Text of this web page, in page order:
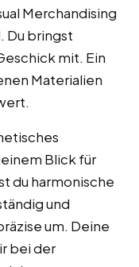
Merchandising
Du bringst
mit. Ein
Materialien
Blick für
du harmonische
und
um. Deine
bei der